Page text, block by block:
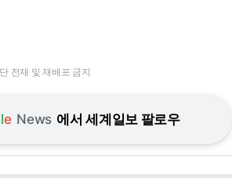
전재 및 재배포 금지
le News 에서 세계일보 팔로우